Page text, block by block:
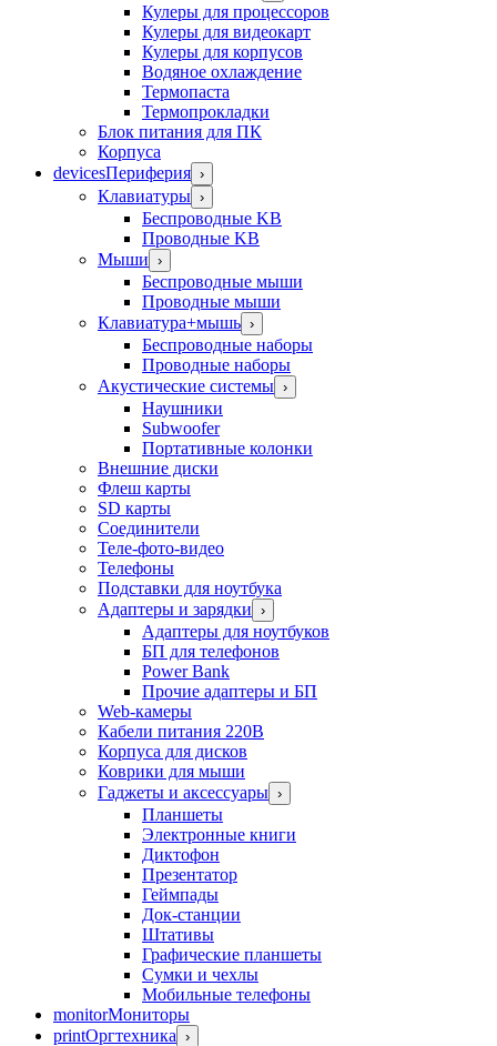
Кулеры для процессоров
Кулеры для видеокарт
Кулеры для корпусов
Водяное охлаждение
Термопаста
Термопрокладки
Блок питания для ПК
Корпуса
devicesПериферия ›
Клавиатуры ›
Беспроводные KB
Проводные KB
Мыши ›
Беспроводные мыши
Проводные мыши
Клавиатура+мышь ›
Беспроводные наборы
Проводные наборы
Акустические системы ›
Наушники
Subwoofer
Портативные колонки
Внешние диски
Флеш карты
SD карты
Соединители
Теле-фото-видео
Телефоны
Подставки для ноутбука
Адаптеры и зарядки ›
Адаптеры для ноутбуков
БП для телефонов
Power Bank
Прочие адаптеры и БП
Web-камеры
Кабели питания 220В
Корпуса для дисков
Коврики для мыши
Гаджеты и аксессуары ›
Планшеты
Электронные книги
Диктофон
Презентатор
Геймпады
Док-станции
Штативы
Графические планшеты
Сумки и чехлы
Мобильные телефоны
monitorМониторы
printОргтехника ›